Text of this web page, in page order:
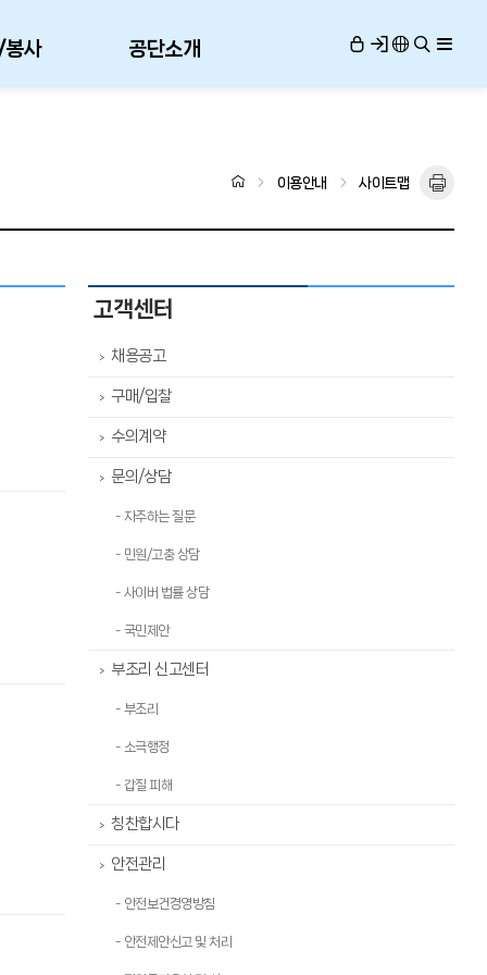
봉사 공단소개
이용안내 사이트맵
고객센터
> 채용공고
> 구매/입찰
> 수의계약
> 문의/상담
- 자주하는 질문
- 민원/고충 상담
- 사이버 법률 상담
- 국민제안
> 부조리 신고센터
- 부조리
- 소극행정
- 갑질 피해
> 칭찬합시다
> 안전관리
- 안전보건경영방침
- 안전제안신고 및 처리